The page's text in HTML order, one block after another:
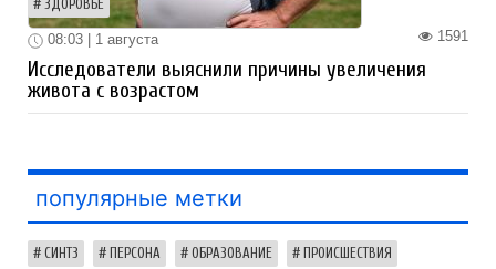
ЗДОРОВЬЕ
1591
08:03 | 1 августа
Исследователи выяснили причины увеличения
живота с возрастом
популярные метки
СИНТЗ ПЕРСОНА ОБРАЗОВАНИЕ ПРОИСШЕСТВИЯ